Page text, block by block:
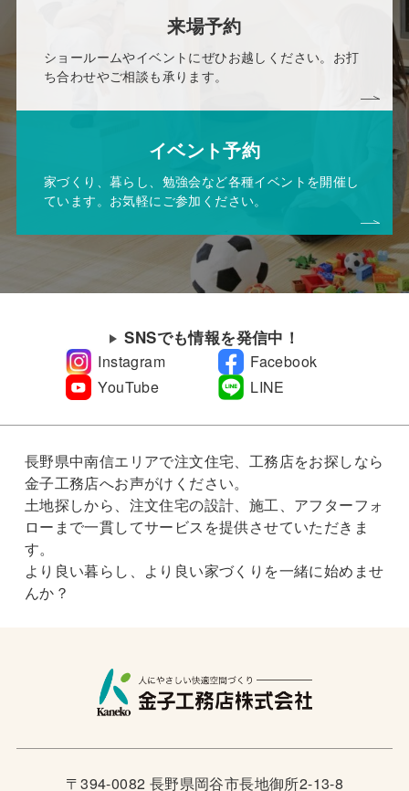
来場予約
ショールームやイベントにぜひお越しください。お打
ち合わせやご相談も承ります。
イベント予約
家づくり、暮らし、勉強会など各種イベントを開催し
ています。お気軽にご参加ください。
SNSでも情報を発信中！
Instagram
Facebook
YouTube
LINE
長野県中南信エリアで注文住宅、工務店をお探しなら
金子工務店へお声がけください。
土地探しから、注文住宅の設計、施工、アフターフォ
ローまで一貫してサービスを提供させていただきま
す。
より良い暮らし、より良い家づくりを一緒に始めませ
んか？
〒394-0082 長野県岡谷市長地御所2-13-8